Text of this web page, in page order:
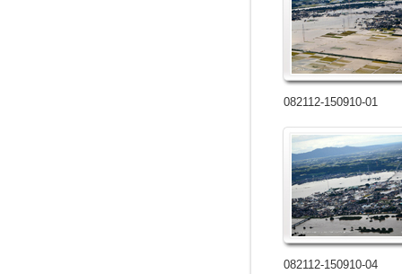
082112-150910-01
082112-150910-04